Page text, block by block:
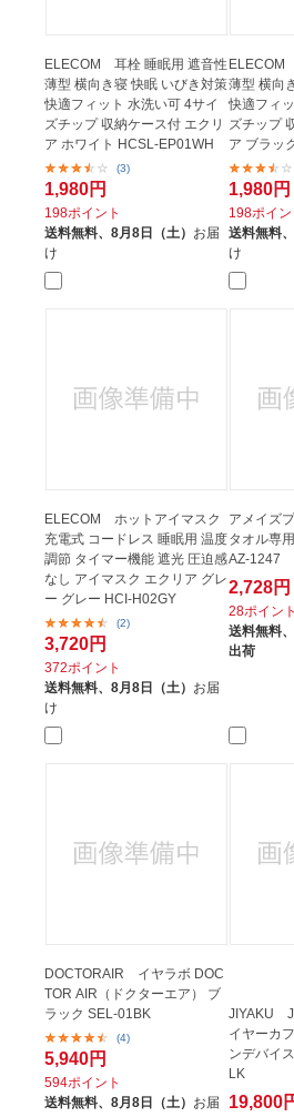
ELECOM 耳栓 睡眠用 遮音性
薄型 横向き寝 快眠 いびき対策
快適フィット 水洗い可 4サイ
ズチップ 収納ケース付 エクリ
ア ホワイト HCSL-EP01WH
(3)
1,980円
198ポイント
送料無料、 8月8日（土） お届
け
ELECOM
薄型 横向
快適フィ
ズチップ
ア ブラッ
1,980円
198ポイン
送料無料
け
ELECOM ホットアイマスク
充電式 コードレス 睡眠用 温度
調節 タイマー機能 遮光 圧迫感
なし アイマスク エクリア グレ
ー グレー HCI-H02GY
(2)
3,720円
372ポイント
送料無料、 8月8日（土） お届
け
アメイズ
タオル専
AZ-1247
2,728円
28ポイント
送料無料、
出荷
DOCTORAIR イヤラボ DOC
TOR AIR（ドクターエア） ブ
ラック SEL-01BK
(4)
5,940円
594ポイント
送料無料、 8月8日（土） お届
JIYAKU
イヤーカ
ンデバイ
LK
19,800